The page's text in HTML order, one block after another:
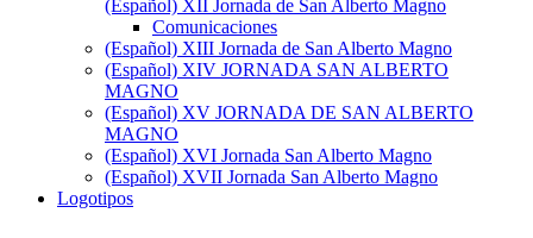
(Español) XII Jornada de San Alberto Magno
Comunicaciones
(Español) XIII Jornada de San Alberto Magno
(Español) XIV JORNADA SAN ALBERTO
MAGNO
(Español) XV JORNADA DE SAN ALBERTO
MAGNO
(Español) XVI Jornada San Alberto Magno
(Español) XVII Jornada San Alberto Magno
Logotipos